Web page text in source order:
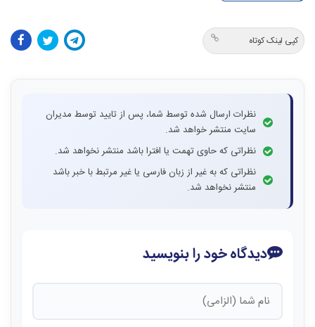
کپی لینک کوتاه
نظرات ارسال شده توسط شما، پس از تایید توسط مدیران
سایت منتشر خواهد شد.
نظراتی که حاوی تهمت یا افترا باشد منتشر نخواهد شد.
نظراتی که به غیر از زبان فارسی یا غیر مرتبط با خبر باشد
منتشر نخواهد شد.
دیدگاه خود را بنویسید